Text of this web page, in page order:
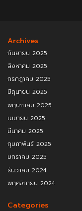
Archives
กันยายน 2025
สิงหาคม 2025
กรกฎาคม 2025
มิถุนายน 2025
พฤษภาคม 2025
เมษายน 2025
มีนาคม 2025
กุมภาพันธ์ 2025
มกราคม 2025
ธันวาคม 2024
พฤศจิกายน 2024
Categories